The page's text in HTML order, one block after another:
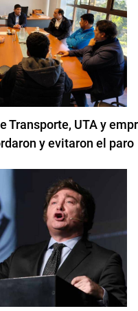
Transporte, UTA y
y evitaron el paro